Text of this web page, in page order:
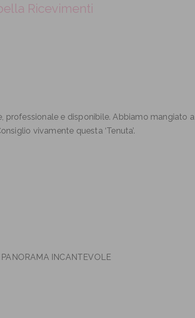
Ricevimenti
e disponibile. Abbiamo mangiato a
vivamente questa ‘Tenuta’.
INCANTEVOLE